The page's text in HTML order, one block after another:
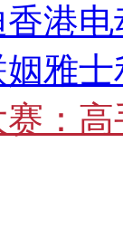
香港
雅
：高